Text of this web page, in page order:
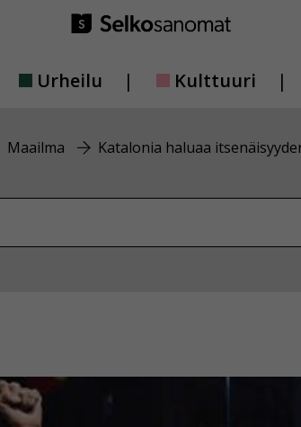
Urheilu Kulttuuri
Maailma Katalonia haluaa